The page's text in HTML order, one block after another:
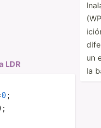
el Trigger del
el echo del sensor
el pin con 0
LDR
0
un
la